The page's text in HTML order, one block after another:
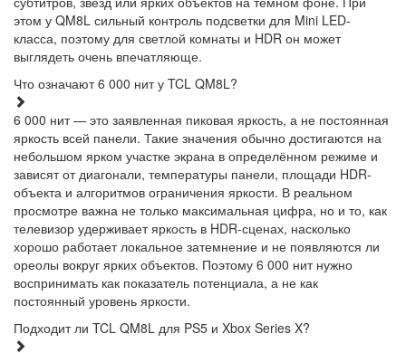
этом у QM8L сильный контроль подсветки для Mini LED-
класса, поэтому для светлой комнаты и HDR он может
выглядеть очень впечатляюще.
Что означают 6 000 нит у TCL QM8L?
6 000 нит — это заявленная пиковая яркость, а не постоянная
яркость всей панели. Такие значения обычно достигаются на
небольшом ярком участке экрана в определённом режиме и
зависят от диагонали, температуры панели, площади HDR-
объекта и алгоритмов ограничения яркости. В реальном
просмотре важна не только максимальная цифра, но и то, как
телевизор удерживает яркость в HDR-сценах, насколько
хорошо работает локальное затемнение и не появляются ли
ореолы вокруг ярких объектов. Поэтому 6 000 нит нужно
воспринимать как показатель потенциала, а не как
постоянный уровень яркости.
Подходит ли TCL QM8L для PS5 и Xbox Series X?